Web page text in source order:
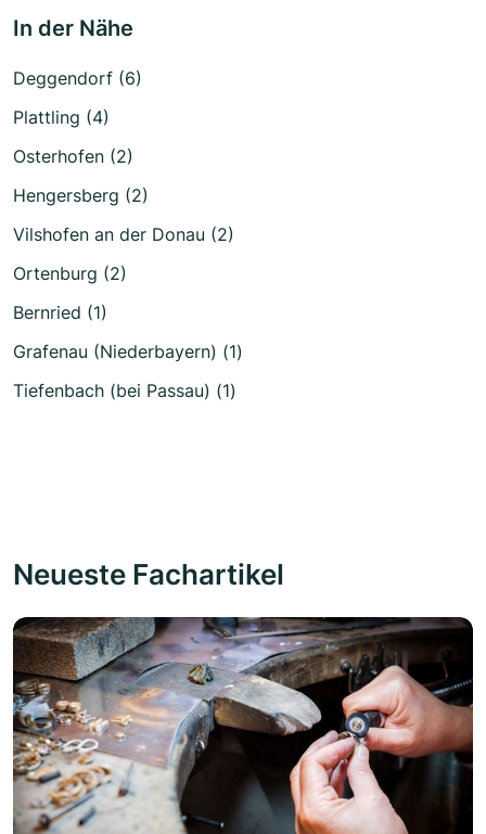
In der Nähe
Deggendorf (6)
Plattling (4)
Osterhofen (2)
Hengersberg (2)
Vilshofen an der Donau (2)
Ortenburg (2)
Bernried (1)
Grafenau (Niederbayern) (1)
Tiefenbach (bei Passau) (1)
Neueste Fachartikel